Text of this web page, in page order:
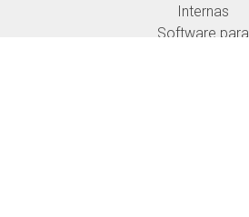
Internas
Software para